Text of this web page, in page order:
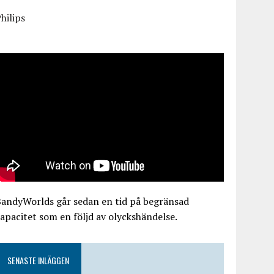
går sedan en tid på begränsad
som en följd av olyckshändelse.
SENASTE INLÄGGEN